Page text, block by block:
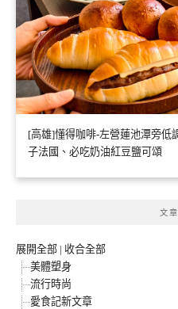
[高雄]懂得咖啡-左營蓮池潭旁低
子法國、必吃奶油紅豆鹽可頌
文
展開全部 | 收合全部
美體塑身
流行時尚
愛食記新文章